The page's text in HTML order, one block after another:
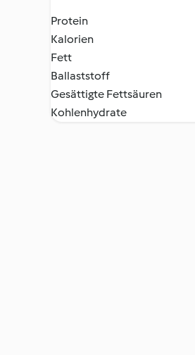
Protein
Kalorien
Fett
Ballaststoff
Gesättigte Fettsäuren
Kohlenhydrate